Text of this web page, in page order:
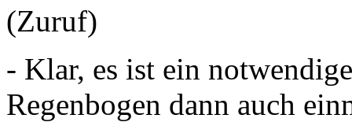
(Zuruf)
- Klar, es ist ein
Regenbogen dann auch